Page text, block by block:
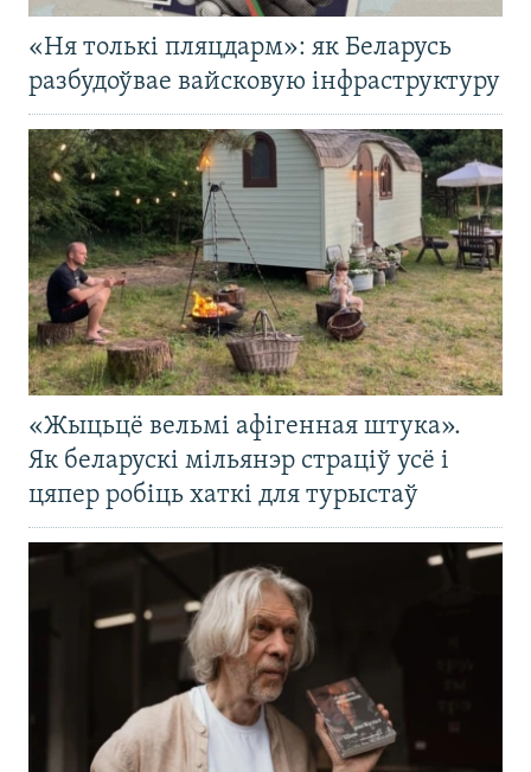
«Ня толькі пляцдарм»: як Беларусь
разбудоўвае вайсковую інфраструктуру
«Жыцьцё вельмі афігенная штука».
Як беларускі мільянэр страціў усё і
цяпер робіць хаткі для турыстаў